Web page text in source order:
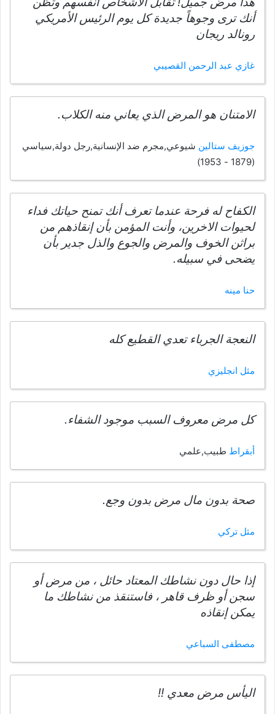
أنك ترى وجوهاً جديدة كل يوم الرئيس الأمريكي
رونالد ريجان
غازي عبد الرحمن القصيبي
الامتنان هو المرض الذي يعاني منه الكلاب.
جوزيف ستالين شيوعي,مجرم ضد الإنسانية,رجل دولة,سياسي
(1879 - 1953)
الكفاح له فرحة عندما تعرف أنك تمنح حياتك فداء
لحيوات الاخرين، وأنت المؤمن بأن إنقاذهم من
براثن الخوف والمرض والجوع والذل جدير بأن
يضحى في سبيله.
حنا مينه
النعجة الجرباء تعدي القطيع كله
مثل انجليزي
كل مرض معروف السبب موجود الشفاء.
أبقراط طبيب,علمي
صحة بدون مال مرض بدون وجع.
مثل تركي
إذا حال دون نشاطك المعتاد حائل ، من مرض أو
سجن أو ظرف قاهر ، فاستنقذ من نشاطك ما
يمكن إنقاذه
مصطفى السباعي
اليأس مرض معدي !!